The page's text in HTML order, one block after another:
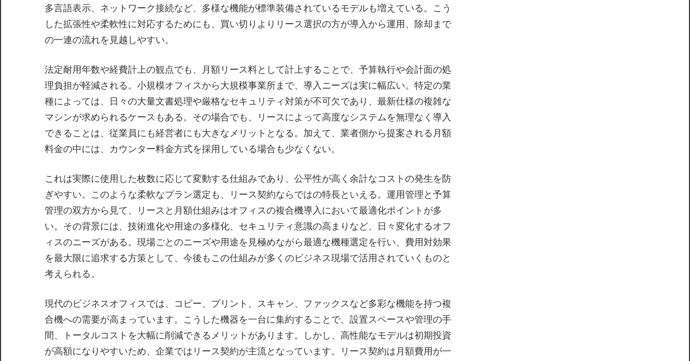
多言語表示、ネットワーク接続など、多様な機能が標準装備されているモデルも増えている。こう
した拡張性や柔軟性に対応するためにも、買い切りよりリース選択の方が導入から運用、除却まで
の一連の流れを見越しやすい。
法定耐用年数や経費計上の観点でも、月額リース料として計上することで、予算執行や会計面の処
理負担が軽減される。小規模オフィスから大規模事業所まで、導入ニーズは実に幅広い。特定の業
種によっては、日々の大量文書処理や厳格なセキュリティ対策が不可欠であり、最新仕様の複雑な
マシンが求められるケースもある。その場合でも、リースによって高度なシステムを無理なく導入
できることは、従業員にも経営者にも大きなメリットとなる。加えて、業者側から提案される月額
料金の中には、カウンター料金方式を採用している場合も少なくない。
これは実際に使用した枚数に応じて変動する仕組みであり、公平性が高く余計なコストの発生を防
ぎやすい。このような柔軟なプラン選定も、リース契約ならではの特長といえる。運用管理と予算
管理の双方から見て、リースと月額仕組みはオフィスの複合機導入において最適化ポイントが多
い。その背景には、技術進化や用途の多様化、セキュリティ意識の高まりなど、日々変化するオフ
ィスのニーズがある。現場ごとのニーズや用途を見極めながら最適な機種選定を行い、費用対効果
を最大限に追求する方策として、今後もこの仕組みが多くのビジネス現場で活用されていくものと
考えられる。
現代のビジネスオフィスでは、コピー、プリント、スキャン、ファックスなど多彩な機能を持つ複
合機への需要が高まっています。こうした機器を一台に集約することで、設置スペースや管理の手
間、トータルコストを大幅に削減できるメリットがあります。しかし、高性能なモデルは初期投資
が高額になりやすいため、企業ではリース契約が主流となっています。リース契約は月額費用が一